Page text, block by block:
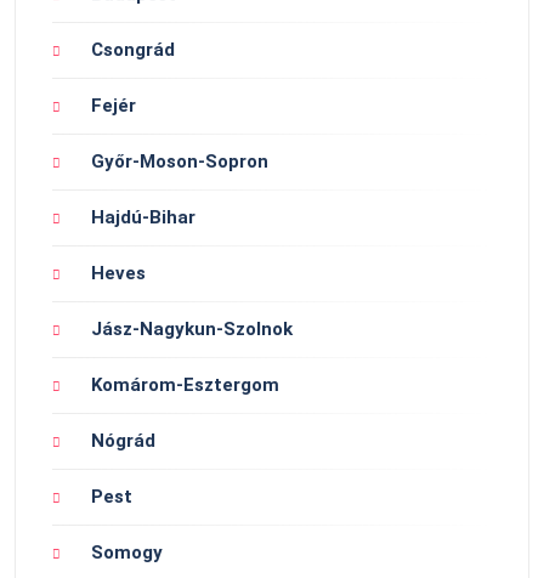
Csongrád
Fejér
Győr-Moson-Sopron
Hajdú-Bihar
Heves
Jász-Nagykun-Szolnok
Komárom-Esztergom
Nógrád
Pest
Somogy